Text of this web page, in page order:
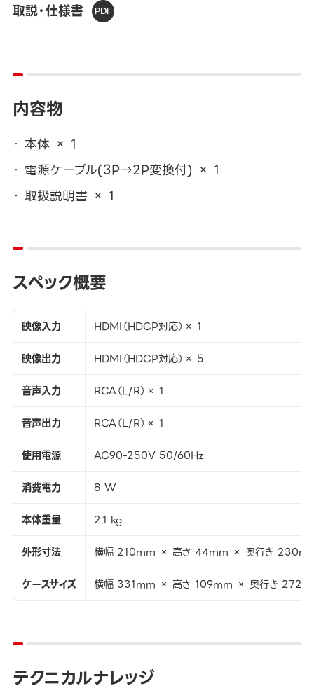
取説・仕様書
内容物
本体 × 1
電源ケーブル(3P→2P変換付) × 1
取扱説明書 × 1
スペック概要
映像入力
HDMI（HDCP対応）× 1
映像出力
HDMI（HDCP対応）× 5
音声入力
RCA（L/R）× 1
音声出力
RCA（L/R）× 1
使用電源
AC90-250V 50/60Hz
消費電力
8 W
本体重量
2.1 kg
外形寸法
横幅 210mm × 高さ 44mm × 奥行き
ケースサイズ
横幅 331mm × 高さ 109mm × 奥行き
テクニカルナレッジ